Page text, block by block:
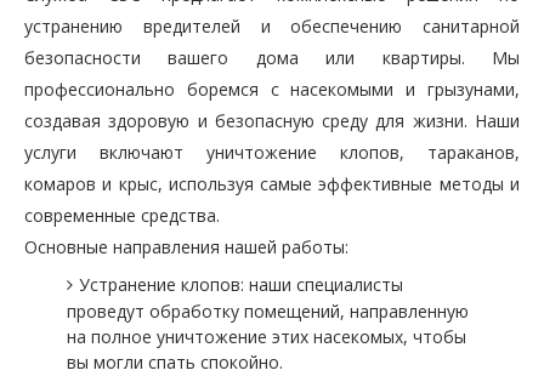
устранению вредителей и обеспечению санитарной
безопасности вашего дома или квартиры. Мы
профессионально боремся с насекомыми и грызунами,
создавая здоровую и безопасную среду для жизни. Наши
услуги включают уничтожение клопов, тараканов,
комаров и крыс, используя самые эффективные методы и
современные средства.
Основные направления нашей работы:
Устранение клопов: наши специалисты
проведут обработку помещений, направленную
на полное уничтожение этих насекомых, чтобы
вы могли спать спокойно.